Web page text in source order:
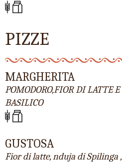
PIZZE
MARGHERITA
POMODORO,FIOR DI LATTE E
BASILICO
GUSTOSA
Fior di latte, nduja di Spilinga ,